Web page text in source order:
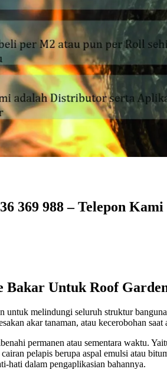
369 988 – Telepon
Bakar Untuk Roof
untuk melindungi seluruh struktur
akar tanaman, atau kecerobohan saat
permanen atau sementara waktu.
pelapis berupa aspal emulsi atau
hati dalam pengaplikasian bahannya.